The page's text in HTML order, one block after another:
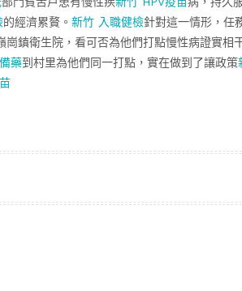
的經濟累贅。 新竹 入職健檢針對這一情形，任
鎮衛生院，看可否為他們打點慢性病證實相
藥到村里為他們同一打點，實在做到了讓政策